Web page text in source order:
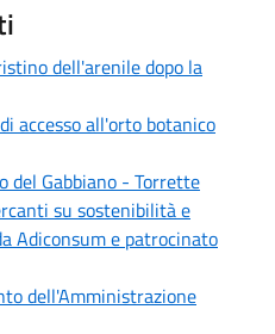
dell'arenile dopo la
accesso all'orto botanico
del Gabbiano - Torrette
su sostenibilità e
Adiconsum e patrocinato
dell'Amministrazione